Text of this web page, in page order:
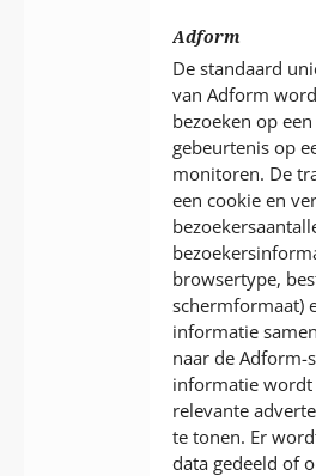
Adform
De standaard
van Adform
bezoeken op
gebeurtenis op
monitoren. De
een cookie en
browsertype,
schermformaat)
informatie
naar de Adform-
informatie
relevante
te tonen. Er
data gedeeld of